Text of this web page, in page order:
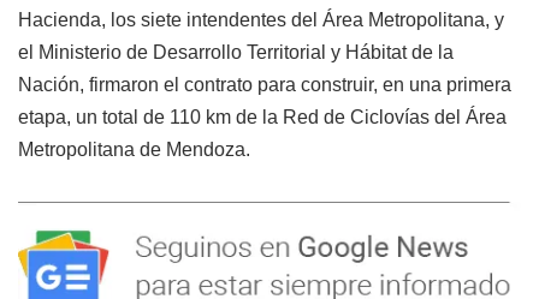
Hacienda, los siete intendentes del Área Metropolitana, y
el Ministerio de Desarrollo Territorial y Hábitat de la
Nación, firmaron el contrato para construir, en una primera
etapa, un total de 110 km de la Red de Ciclovías del Área
Metropolitana de Mendoza.